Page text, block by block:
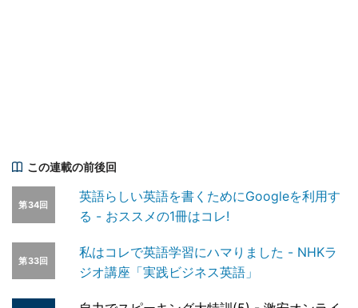
この連載の前後回
第34回
英語らしい英語を書くためにGoogleを利用す
る - おススメの1冊はコレ!
第33回
私はコレで英語学習にハマりました - NHKラ
ジオ講座「実践ビジネス英語」